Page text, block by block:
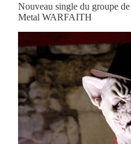
Nouveau single du groupe
Metal WARFAITH